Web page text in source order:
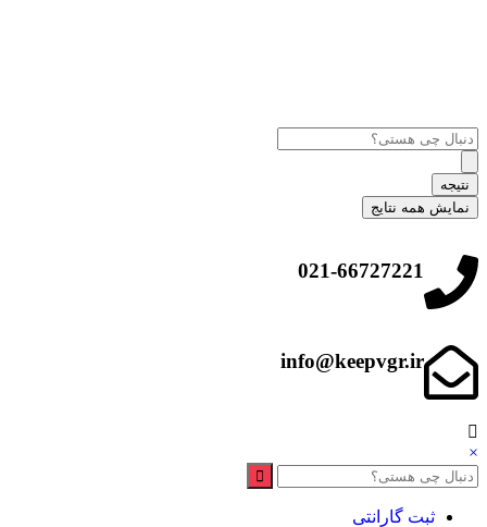
نتیجه
نمایش همه نتایج
021-66727221
info@keepvgr.ir
×
ثبت گارانتی